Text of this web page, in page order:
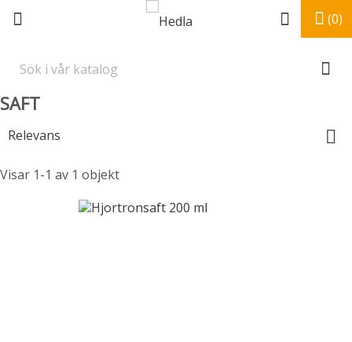
(0)
SAFT
Relevans 
Visar 1-1 av 1 objekt